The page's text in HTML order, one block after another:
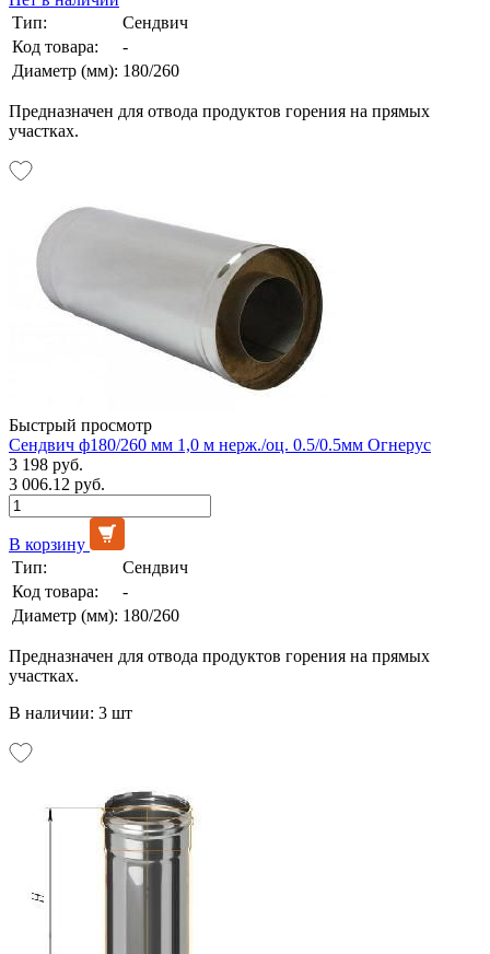
Тип:
Сендвич
Код товара:
-
Диаметр (мм): 180/260
Предназначен для отвода продуктов горения на прямых
участках.
Быстрый просмотр
Сендвич ф180/260 мм 1,0 м нерж./оц. 0.5/0.5мм Огнерус
3 198 руб.
3 006.12 руб.
В корзину
Тип:
Сендвич
Код товара:
-
Диаметр (мм): 180/260
Предназначен для отвода продуктов горения на прямых
участках.
В наличии: 3 шт